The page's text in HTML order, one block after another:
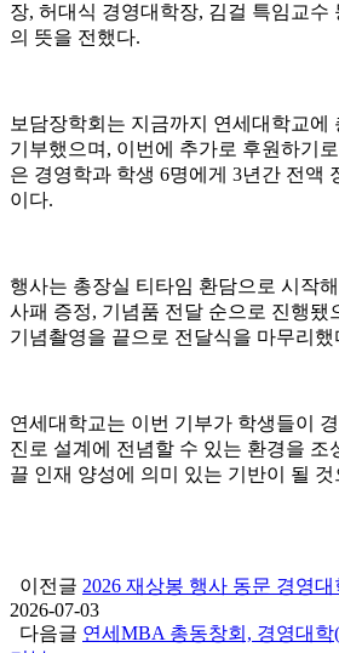
장, 허대식 경영대학장, 김걸 특임교수
의 뜻을 전했다.
보담장학회는 지금까지 연세대학교에
기부했으며, 이번에 추가로 후원하기
은 경영학과 학생 6명에게 3년간 전액
이다.
행사는 총장실 티타임 환담으로 시작
사패 증정, 기념품 전달 순으로 진행됐
기념촬영을 끝으로 전달식을 마무리했
연세대학교는 이번 기부가 학생들이
진로 설계에 전념할 수 있는 환경을 조
끌 인재 양성에 의미 있는 기반이 될
이전글 2026 재상봉 행사 동문 경영대
2026-07-03
다음글 연세MBA 총동창회, 경영대